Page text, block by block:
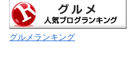
グルメランキング